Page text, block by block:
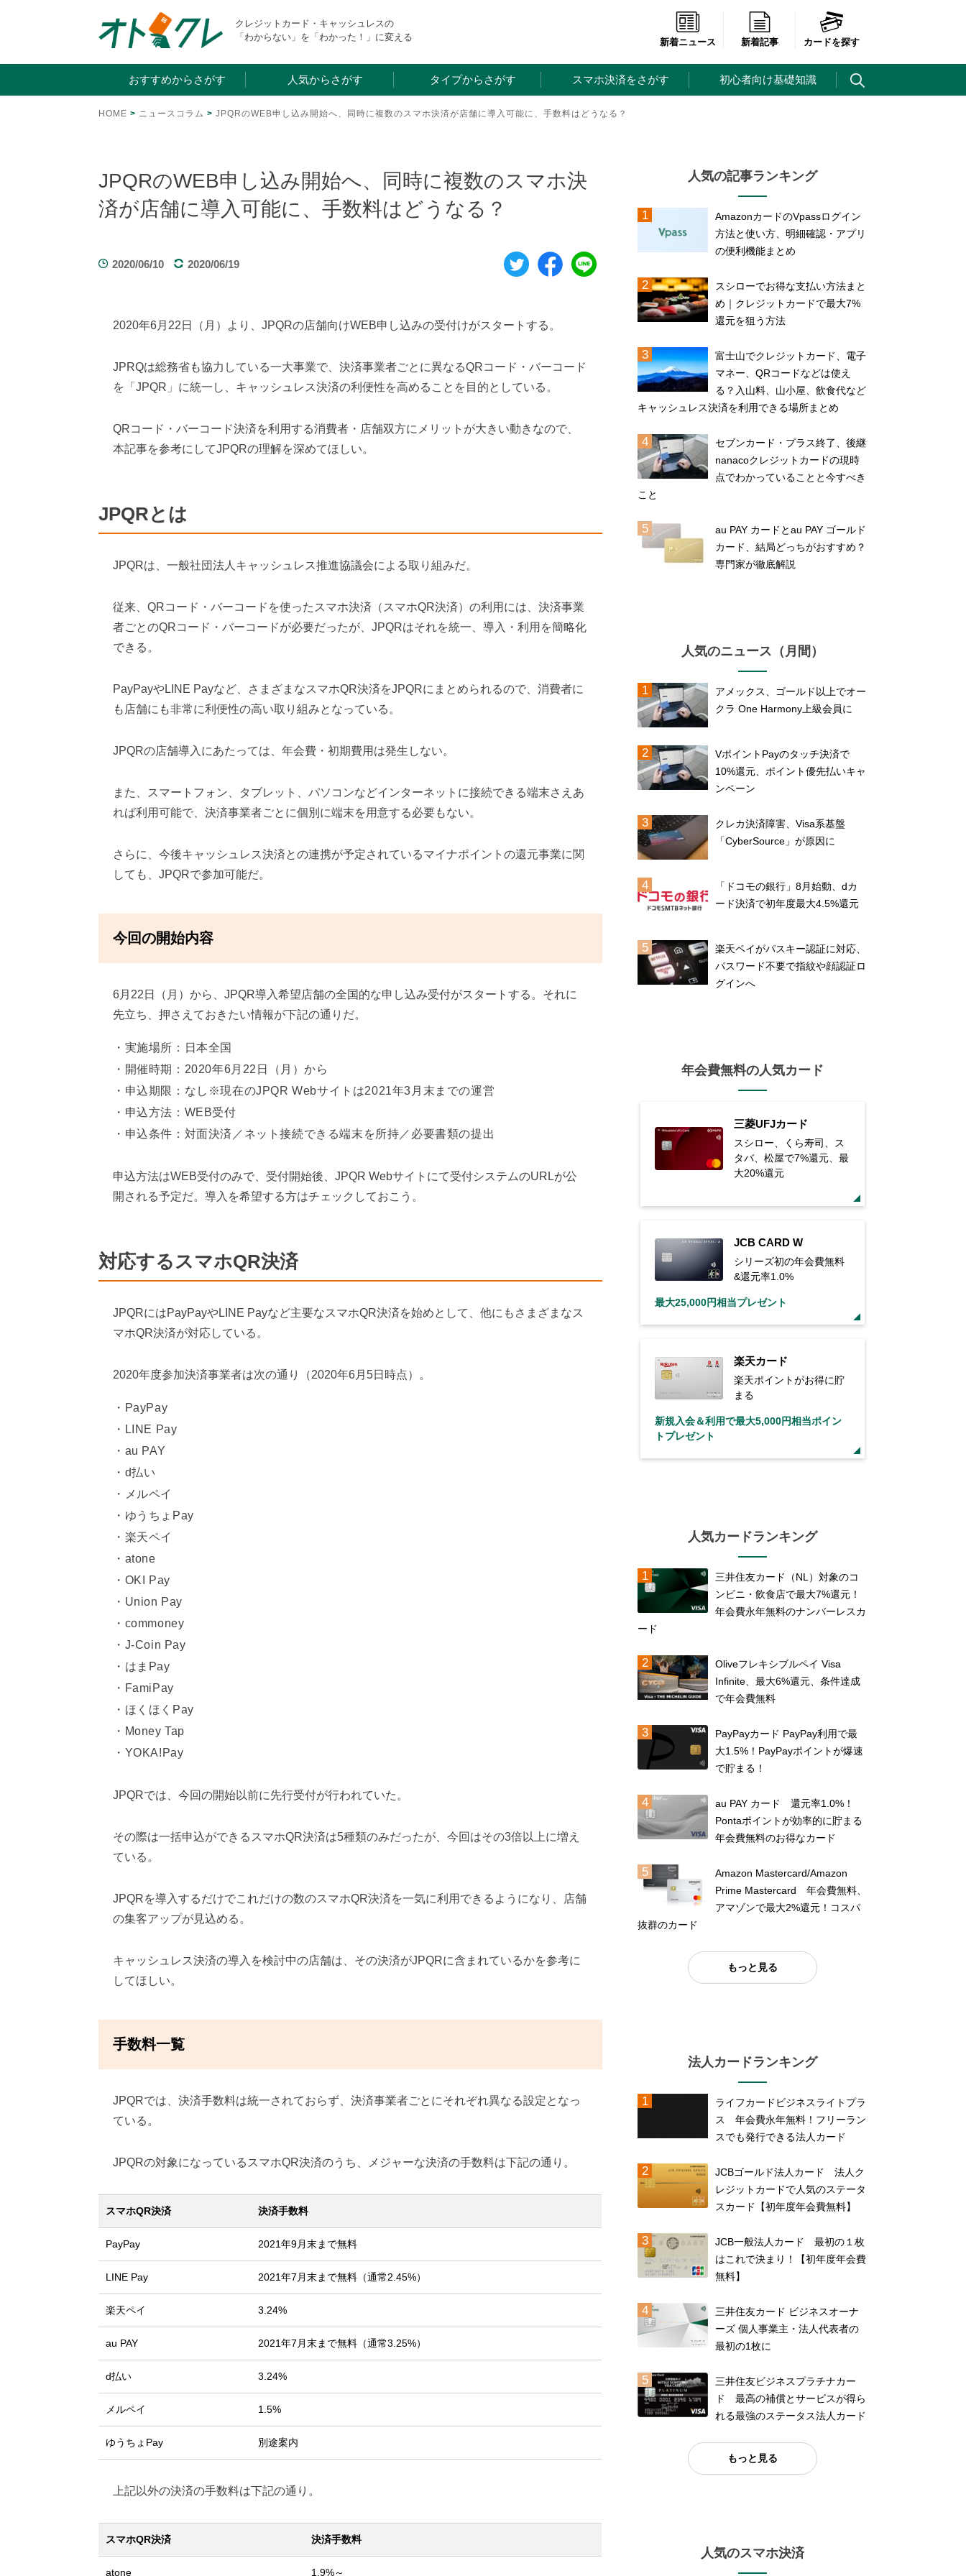
クレジットカード・キャッシュレスの
「わからない」を「わかった！」に変える
新着ニュース 新着記事 カードを探す
おすすめからさがす 人気からさがす タイプからさがす スマホ決済をさがす 初心者向け基礎知識
HOME > ニュースコラム > JPQRのWEB申し込み開始へ、同時に複数のスマホ決済が店舗に導入可能に、手数料はどうなる？
JPQRのWEB申し込み開始へ、同時に複数のスマホ決
済が店舗に導入可能に、手数料はどうなる？
2020/06/10 2020/06/19
2020年6月22日（月）より、JPQRの店舗向けWEB申し込みの受付けがスタートする。
JPRQは総務省も協力している一大事業で、決済事業者ごとに異なるQRコード・バーコード
を「JPQR」に統一し、キャッシュレス決済の利便性を高めることを目的としている。
QRコード・バーコード決済を利用する消費者・店舗双方にメリットが大きい動きなので、
本記事を参考にしてJPQRの理解を深めてほしい。
JPQRとは
JPQRは、一般社団法人キャッシュレス推進協議会による取り組みだ。
従来、QRコード・バーコードを使ったスマホ決済（スマホQR決済）の利用には、決済事業
者ごとのQRコード・バーコードが必要だったが、JPQRはそれを統一、導入・利用を簡略化
できる。
PayPayやLINE Payなど、さまざまなスマホQR決済をJPQRにまとめられるので、消費者に
も店舗にも非常に利便性の高い取り組みとなっている。
JPQRの店舗導入にあたっては、年会費・初期費用は発生しない。
また、スマートフォン、タブレット、パソコンなどインターネットに接続できる端末さえあ
れば利用可能で、決済事業者ごとに個別に端末を用意する必要もない。
さらに、今後キャッシュレス決済との連携が予定されているマイナポイントの還元事業に関
しても、JPQRで参加可能だ。
今回の開始内容
6月22日（月）から、JPQR導入希望店舗の全国的な申し込み受付がスタートする。それに
先立ち、押さえておきたい情報が下記の通りだ。
実施場所：日本全国
開催時期：2020年6月22日（月）から
申込期限：なし※現在のJPQR Webサイトは2021年3月末までの運営
申込方法：WEB受付
申込条件：対面決済／ネット接続できる端末を所持／必要書類の提出
申込方法はWEB受付のみで、受付開始後、JPQR Webサイトにて受付システムのURLが公
開される予定だ。導入を希望する方はチェックしておこう。
対応するスマホQR決済
JPQRにはPayPayやLINE Payなど主要なスマホQR決済を始めとして、他にもさまざまなス
マホQR決済が対応している。
2020年度参加決済事業者は次の通り（2020年6月5日時点）。
PayPay
LINE Pay
au PAY
d払い
メルペイ
ゆうちょPay
楽天ペイ
atone
OKI Pay
Union Pay
commoney
J-Coin Pay
はまPay
FamiPay
ほくほくPay
Money Tap
YOKA!Pay
JPQRでは、今回の開始以前に先行受付が行われていた。
その際は一括申込ができるスマホQR決済は5種類のみだったが、今回はその3倍以上に増え
ている。
JPQRを導入するだけでこれだけの数のスマホQR決済を一気に利用できるようになり、店舗
の集客アップが見込める。
キャッシュレス決済の導入を検討中の店舗は、その決済がJPQRに含まれているかを参考に
してほしい。
手数料一覧
JPQRでは、決済手数料は統一されておらず、決済事業者ごとにそれぞれ異なる設定となっ
ている。
JPQRの対象になっているスマホQR決済のうち、メジャーな決済の手数料は下記の通り。
スマホQR決済 決済手数料
PayPay 2021年9月末まで無料
LINE Pay 2021年7月末まで無料（通常2.45%）
楽天ペイ 3.24%
au PAY 2021年7月末まで無料（通常3.25%）
d払い 3.24%
メルペイ 1.5%
ゆうちょPay 別途案内
上記以外の決済の手数料は下記の通り。
スマホQR決済 決済手数料
atone 1.9%～
人気の記事ランキング
AmazonカードのVpassログイン
方法と使い方、明細確認・アプリ
の便利機能まとめ
スシローでお得な支払い方法まと
め｜クレジットカードで最大7%
還元を狙う方法
富士山でクレジットカード、電子
マネー、QRコードなどは使え
る？入山料、山小屋、飲食代など
キャッシュレス決済を利用できる場所まとめ
セブンカード・プラス終了、後継
nanacoクレジットカードの現時
点でわかっていることと今すべき
こと
au PAY カードとau PAY ゴールド
カード、結局どっちがおすすめ？
専門家が徹底解説
人気のニュース（月間）
アメックス、ゴールド以上でオー
クラ One Harmony上級会員に
VポイントPayのタッチ決済で
10%還元、ポイント優先払いキャ
ンペーン
クレカ決済障害、Visa系基盤
「CyberSource」が原因に
「ドコモの銀行」8月始動、dカ
ード決済で初年度最大4.5%還元
楽天ペイがパスキー認証に対応、
パスワード不要で指紋や顔認証ロ
グインへ
年会費無料の人気カード
三菱UFJカード
スシロー、くら寿司、ス
タバ、松屋で7%還元、最
大20%還元
JCB CARD W
シリーズ初の年会費無料
&還元率1.0%
最大25,000円相当プレゼント
楽天カード
楽天ポイントがお得に貯
まる
新規入会＆利用で最大5,000円相当ポイン
トプレゼント
人気カードランキング
三井住友カード（NL）対象のコ
ンビニ・飲食店で最大7%還元！
年会費永年無料のナンバーレスカ
ード
Oliveフレキシブルペイ Visa
Infinite、最大6%還元、条件達成
で年会費無料
PayPayカード PayPay利用で最
大1.5%！PayPayポイントが爆速
で貯まる！
au PAY カード 還元率1.0%！
Pontaポイントが効率的に貯まる
年会費無料のお得なカード
Amazon Mastercard/Amazon
Prime Mastercard 年会費無料、
アマゾンで最大2%還元！コスパ
抜群のカード
もっと見る
法人カードランキング
ライフカードビジネスライトプラ
ス 年会費永年無料！フリーラン
スでも発行できる法人カード
JCBゴールド法人カード 法人ク
レジットカードで人気のステータ
スカード【初年度年会費無料】
JCB一般法人カード 最初の１枚
はこれで決まり！【初年度年会費
無料】
三井住友カード ビジネスオーナ
ーズ 個人事業主・法人代表者の
最初の1枚に
三井住友ビジネスプラチナカー
ド 最高の補償とサービスが得ら
れる最強のステータス法人カード
もっと見る
人気のスマホ決済